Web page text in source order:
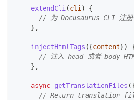
extendCli (cli )
{
// 为 Docusaurus CLI 注册
} ,
injectHtmlTags ({content})
// 注入 head 或者 body
} ,
async getTranslationFiles (
// Return translation